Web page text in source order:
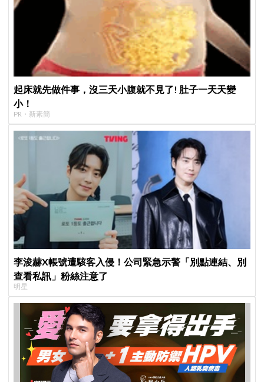
起床就先做件事，沒三天小腹就不見了! 肚子一天天變
小！
PR・新素簡
李浚赫X帳號遭駭客入侵！公司緊急示警「別點連結、別
查看私訊」粉絲注意了
明星